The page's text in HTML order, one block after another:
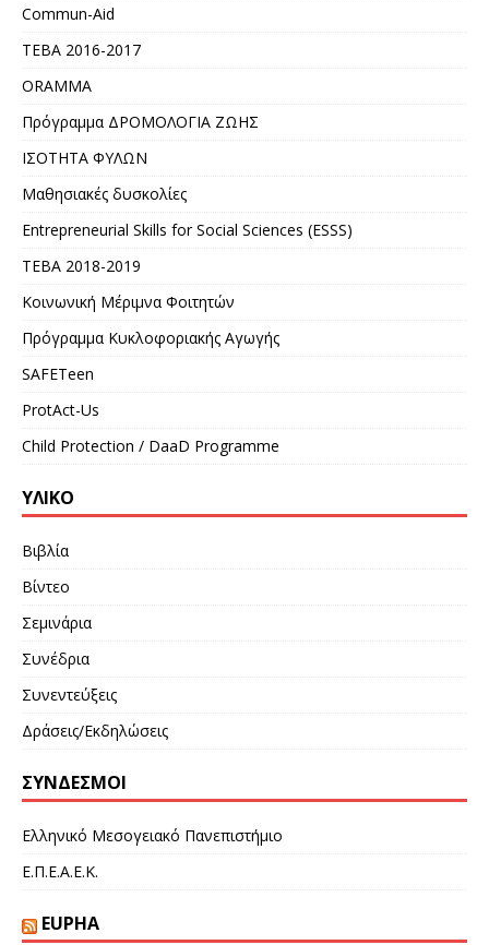
Commun-Aid
ΤΕΒΑ 2016-2017
ORAMMA
Πρόγραμμα ΔΡΟΜΟΛΟΓΙΑ ΖΩΗΣ
ΙΣΟΤΗΤΑ ΦΥΛΩΝ
Μαθησιακές δυσκολίες
Entrepreneurial Skills for Social Sciences (ESSS)
ΤΕΒΑ 2018-2019
Κοινωνική Μέριμνα Φοιτητών
Πρόγραμμα Κυκλοφοριακής Αγωγής
SAFETeen
ProtAct-Us
Child Protection / DaaD Programme
ΥΛΙΚΌ
Βιβλία
Βίντεο
Σεμινάρια
Συνέδρια
Συνεντεύξεις
Δράσεις/Εκδηλώσεις
ΣΎΝΔΕΣΜΟΙ
Ελληνικό Μεσογειακό Πανεπιστήμιο
Ε.Π.Ε.Α.Ε.Κ.
EUPHA